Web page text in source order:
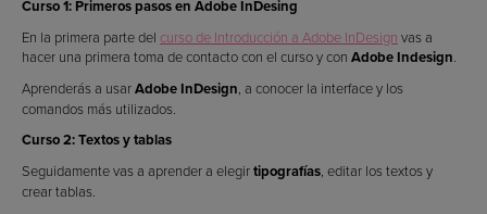
Curso 1: Primeros pasos en Adobe InDesing
En la primera parte del curso de Introducción a Adobe InDesign vas a
hacer una primera toma de contacto con el curso y con Adobe Indesign.
Aprenderás a usarAdobe InDesign, a conocer la interface y los
comandos más utilizados.
Curso 2: Textos y tablas
Seguidamente vas a aprender a elegirtipografías, editar los textos y
crear tablas.